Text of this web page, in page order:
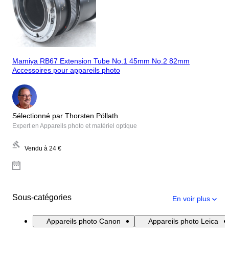
Mamiya RB67 Extension Tube No.1 45mm No.2 82mm
Accessoires pour appareils photo
Sélectionné par Thorsten Pöllath
Expert en Appareils photo et matériel optique
Vendu à 24 €
Sous-catégories En voir plus
Appareils photo Canon Appareils photo Leica